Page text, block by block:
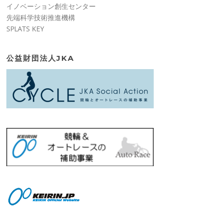
イノベーション創生センター
先端科学技術推進機構
SPLATS KEY
公益財団法人JKA